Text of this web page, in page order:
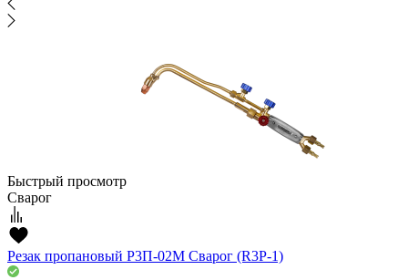
Быстрый просмотр
Сварог
Резак пропановый Р3П-02М Сварог (R3P-1)